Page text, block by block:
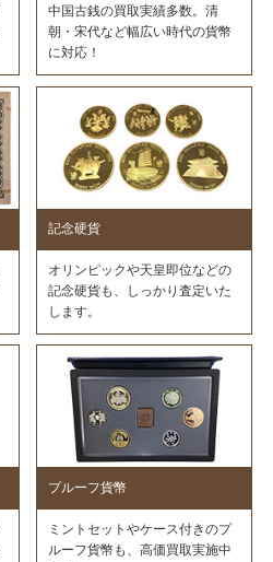
中国古銭の買取実績多数。清
朝・宋代など幅広い時代の貨幣
に対応！
記念硬貨
オリンピックや天皇即位などの
記念硬貨も、しっかり査定いた
します。
プルーフ貨幣
ミントセットやケース付きのプ
ルーフ貨幣も、高価買取実施中